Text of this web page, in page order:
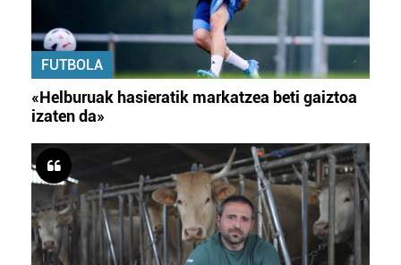
FUTBOLA
«Helburuak hasieratik markatzea beti gaiztoa
izaten da»